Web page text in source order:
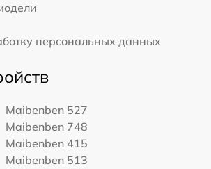
персональных данных
Maibenben 527
Maibenben 748
Maibenben 415
Maibenben 513